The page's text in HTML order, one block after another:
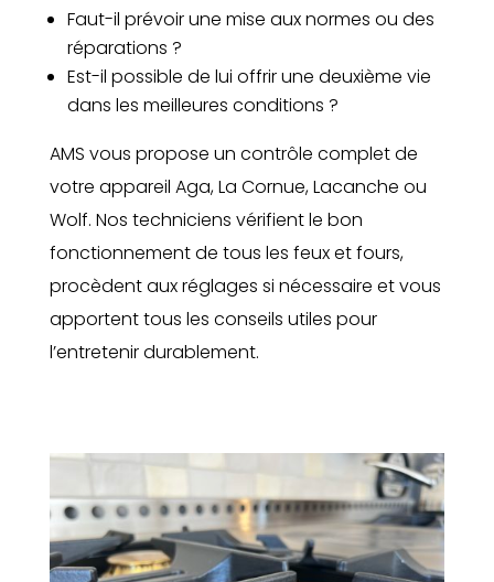
Faut-il prévoir une mise aux normes ou des
réparations ?
Est-il possible de lui offrir une deuxième vie
dans les meilleures conditions ?
AMS vous propose un contrôle complet de
votre appareil Aga, La Cornue, Lacanche ou
Wolf. Nos techniciens vérifient le bon
fonctionnement de tous les feux et fours,
procèdent aux réglages si nécessaire et vous
apportent tous les conseils utiles pour
l’entretenir durablement.